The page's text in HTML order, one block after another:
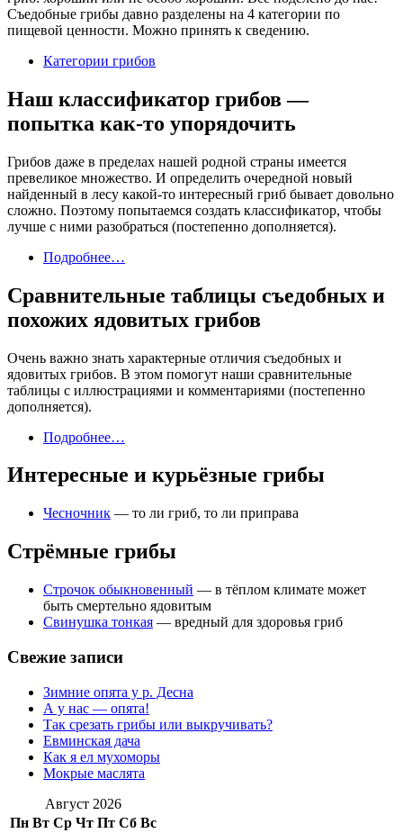
Съедобные грибы давно разделены на 4 категории по
пищевой ценности. Можно принять к сведению.
Категории грибов
Наш классификатор грибов —
попытка как-то упорядочить
Грибов даже в пределах нашей родной страны имеется
превеликое множество. И определить очередной новый
найденный в лесу какой-то интересный гриб бывает довольно
сложно. Поэтому попытаемся создать классификатор, чтобы
лучше с ними разобраться (постепенно дополняется).
Подробнее…
Сравнительные таблицы съедобных и
похожих ядовитых грибов
Очень важно знать характерные отличия съедобных и
ядовитых грибов. В этом помогут наши сравнительные
таблицы с иллюстрациями и комментариями (постепенно
дополняется).
Подробнее…
Интересные и курьёзные грибы
Чесночник — то ли гриб, то ли приправа
Стрёмные грибы
Строчок обыкновенный — в тёплом климате может
быть смертельно ядовитым
Свинушка тонкая — вредный для здоровья гриб
Свежие записи
Зимние опята у р. Десна
А у нас — опята!
Так срезать грибы или выкручивать?
Евминская дача
Как я ел мухоморы
Мокрые маслята
Август 2026
Пн Вт Ср Чт Пт Сб Вс